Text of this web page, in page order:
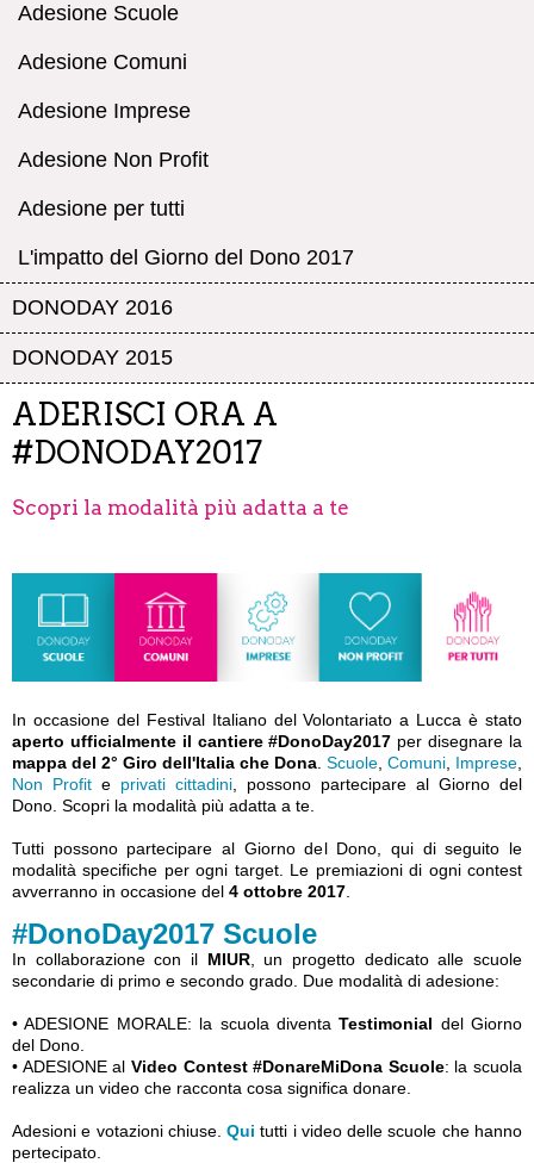
Adesione Scuole
Adesione Comuni
Adesione Imprese
Adesione Non Profit
Adesione per tutti
L'impatto del Giorno del Dono 2017
DONODAY 2016
DONODAY 2015
ADERISCI ORA A
#DONODAY2017
Scopri la modalità più adatta a te
In occasione del Festival Italiano del Volontariato a Lucca è stato
aperto ufficialmente il cantiere #DonoDay2017 per disegnare la
mappa del 2° Giro dell'Italia che Dona Scuole Comuni Imprese
Non Profit e privati cittadini , possono partecipare al Giorno del
Dono. Scopri la modalità più adatta a te.
Tutti possono partecipare al Giorno del Dono, qui di seguito le
modalità specifiche per ogni target. Le premiazioni di ogni contest
avverranno in occasione del 4 ottobre 2017
#DonoDay2017 Scuole
In collaborazione con il MIUR, un progetto dedicato alle scuole
secondarie di primo e secondo grado. Due modalità di adesione:
• ADESIONE MORALE: la scuola diventaTestimonial del Giorno
del Dono.
• ADESIONE al Video Contest #DonareMiDona Scuole: la scuola
realizza un video che racconta cosa significa donare.
Adesioni e votazioni chiuse.Qui tutti i video delle scuole che hanno
pertecipato.